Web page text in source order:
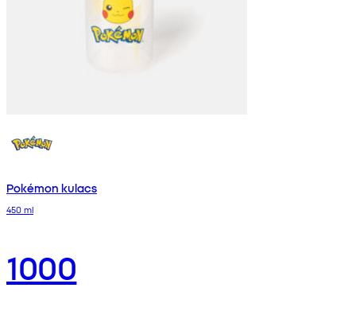
Pokémon kulacs
450 ml
1000